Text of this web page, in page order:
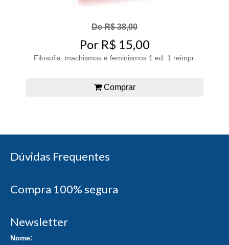
De R$ 38,00
Por R$ 15,00
Filosofia: machismos e feminismos 1 ed. 1 reimpr.
Comprar
Dúvidas Frequentes
Compra 100% segura
Newsletter
Nome: